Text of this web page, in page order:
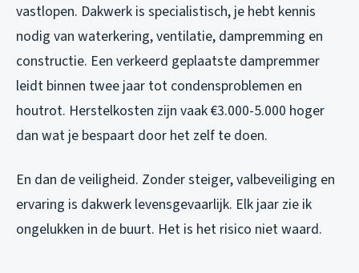
vastlopen. Dakwerk is specialistisch, je hebt kennis
nodig van waterkering, ventilatie, dampremming en
constructie. Een verkeerd geplaatste dampremmer
leidt binnen twee jaar tot condensproblemen en
houtrot. Herstelkosten zijn vaak €3.000-5.000 hoger
dan wat je bespaart door het zelf te doen.
En dan de veiligheid. Zonder steiger, valbeveiliging en
ervaring is dakwerk levensgevaarlijk. Elk jaar zie ik
ongelukken in de buurt. Het is het risico niet waard.